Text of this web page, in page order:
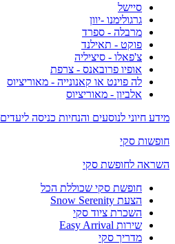
סיישל
גרגולימנו -יוון
מרבלה - ספרד
פוקט - תאילנד
צ'פאלו - סיציליה
אופיו פרובאנס - צרפת
לה פוינט או קאנונייה - מאוריציוס
אלביון - מאוריציוס
מידע חיוני לנוסעים והנחיות כניסה ליעדים
חופשות סקי
השראה לחופשת סקי
חופשת סקי שכוללת הכל
הצעת Snow Serenity
השכרת ציוד סקי
שירות Easy Arrival
מדריך סקי